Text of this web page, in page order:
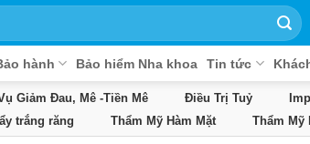
hành Bảo hiểm Nha khoa Tin tức
Giảm Đau, Mê -Tiền Mê Điều Trị Tuỷ
trắng răng Thẩm Mỹ Hàm Mặt Thẩm Mỹ